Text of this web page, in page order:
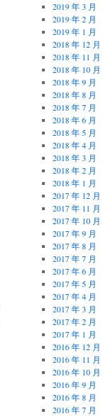
2019 年 3 月
2019 年 2 月
2019 年 1 月
2018 年 12 月
2018 年 11 月
2018 年 10 月
2018 年 9 月
2018 年 8 月
2018 年 7 月
2018 年 6 月
2018 年 5 月
2018 年 4 月
2018 年 3 月
2018 年 2 月
2018 年 1 月
2017 年 12 月
2017 年 11 月
2017 年 10 月
2017 年 9 月
2017 年 8 月
2017 年 7 月
2017 年 6 月
2017 年 5 月
2017 年 4 月
2017 年 3 月
2017 年 2 月
2017 年 1 月
2016 年 12 月
2016 年 11 月
2016 年 10 月
2016 年 9 月
2016 年 8 月
2016 年 7 月